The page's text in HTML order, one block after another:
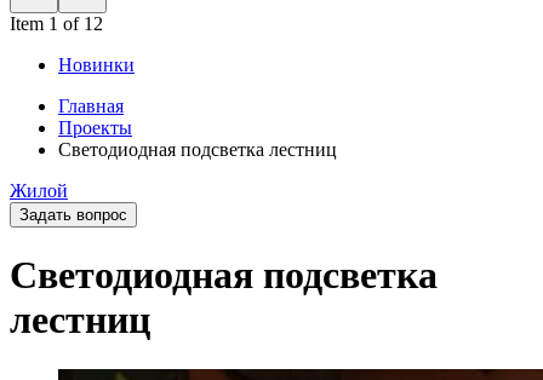
Item 1 of 12
Новинки
Главная
Проекты
Светодиодная подсветка лестниц
Жилой
Задать вопрос
Светодиодная подсветка
лестниц